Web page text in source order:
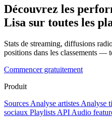
Découvrez les
Lisa sur toutes les
Stats de streaming, diffusions
positions dans les classements —
Commencer gratuitement
Produit
Sources Analyse artistes Analyse
sociaux Playlists API Audio